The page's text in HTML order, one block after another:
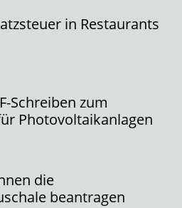
in Restaurants
Schreiben zum
Photovoltaikanlagen
die
beantragen